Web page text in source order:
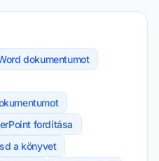
dokumentumot
fordítása
a könyvet